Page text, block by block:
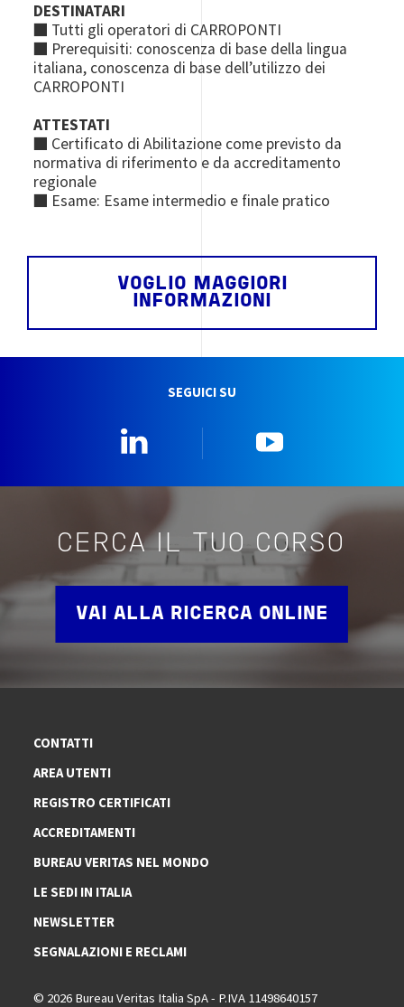
DESTINATARI
■ Tutti gli operatori di CARROPONTI
■ Prerequisiti: conoscenza di base della lingua
italiana, conoscenza di base dell’utilizzo dei
CARROPONTI
ATTESTATI
■ Certificato di Abilitazione come previsto da
normativa di riferimento e da accreditamento
regionale
■ Esame: Esame intermedio e finale pratico
VOGLIO MAGGIORI
INFORMAZIONI
SEGUICI SU
CERCA IL TUO CORSO
VAI ALLA RICERCA ONLINE
CONTATTI
AREA UTENTI
REGISTRO CERTIFICATI
ACCREDITAMENTI
BUREAU VERITAS NEL MONDO
LE SEDI IN ITALIA
NEWSLETTER
SEGNALAZIONI E RECLAMI
© 2026 Bureau Veritas Italia SpA - P.IVA 11498640157